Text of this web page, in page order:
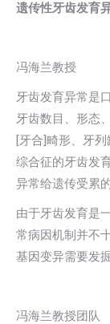
遗传性牙齿发育
冯海兰教授
牙齿发育异常是
牙齿数目、形态
[牙合]畸形、牙
综合征的牙齿发
异常给遗传受累
由于牙齿发育是
常病因机制并不
基因变异需要发掘
冯海兰教授团队